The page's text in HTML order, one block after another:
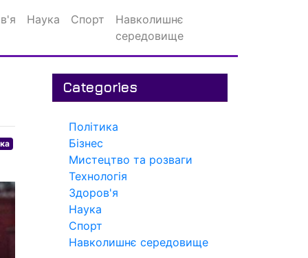
Наука Спорт
Навколишнє
середовище
Categories
Політика
Бізнес
Мистецтво та розваги
Технологія
Здоров'я
Наука
Спорт
Навколишнє середовище